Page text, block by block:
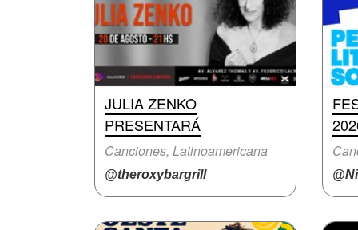
JULIA ZENKO
PRESENTARÁ
Canciones, Latinoamericana
@theroxybargrill